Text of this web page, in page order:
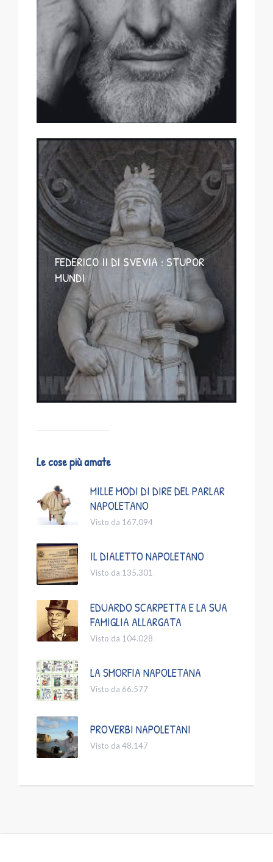
FEDERICO II DI SVEVIA : STUPOR
MUNDI
Le cose più amate
MILLE MODI DI DIRE DEL PARLAR
NAPOLETANO
Visto da 167.094
IL DIALETTO NAPOLETANO
Visto da 135.301
EDUARDO SCARPETTA E LA SUA
FAMIGLIA ALLARGATA
Visto da 104.028
LA SMORFIA NAPOLETANA
Visto da 66.577
PROVERBI NAPOLETANI
Visto da 48.147